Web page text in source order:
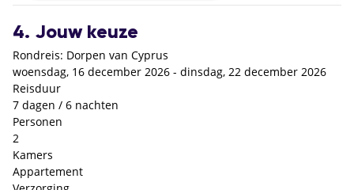
4. Jouw keuze
Rondreis: Dorpen van Cyprus
woensdag, 16 december 2026 - dinsdag, 22 december 2026
Reisduur
7 dagen / 6 nachten
Personen
2
Kamers
Appartement